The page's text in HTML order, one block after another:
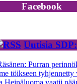
Facebook
Uutisia
Purran
töikseen tyhjennetty
Heinäluoma vaatii